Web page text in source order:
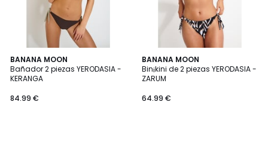
BANANA MOON
Bañador 2 piezas YERODASIA -
KERANGA
84.99 €
BANANA MOON
Bin¡kini de 2 piezas YERODASIA -
ZARUM
64.99 €